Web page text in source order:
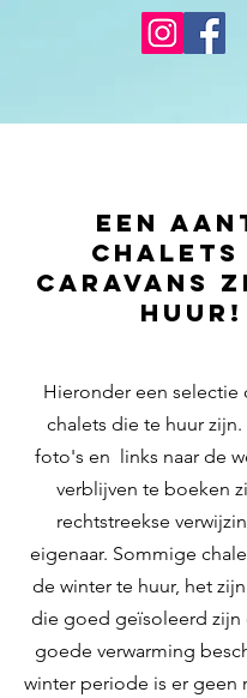
een
chalets
caravans
huur!
Hieronder een selectie
chalets die te huur zijn.
foto's en links naar de
verblijven te boeken
rechtstreekse
eigenaar. Sommige
de winter te huur, het
die goed geïsoleerd
goede verwarming
winter periode is er geen